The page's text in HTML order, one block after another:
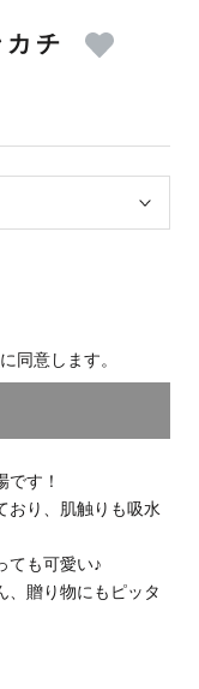
チ
に同意します。
す！
おり、肌触りも吸水
ても可愛い♪
、贈り物にもピッタ